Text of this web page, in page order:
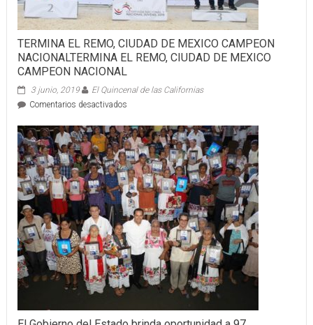
TERMINA EL REMO, CIUDAD DE MEXICO CAMPEON
NACIONALTERMINA EL REMO, CIUDAD DE MEXICO
CAMPEON NACIONAL
3 junio, 2019
El Quincenal de las Californias
Comentarios desactivadosen
EL
REMO,
CIUDAD
DE
MEXICO
CAMPEON
NACIONALTERMINA
EL
REMO,
CIUDAD
DE
MEXICO
CAMPEON
NACIONAL